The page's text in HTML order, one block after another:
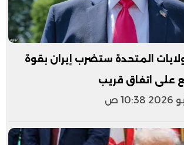
المتحدة ستضرب إيران بقوة
على اتفاق قريب